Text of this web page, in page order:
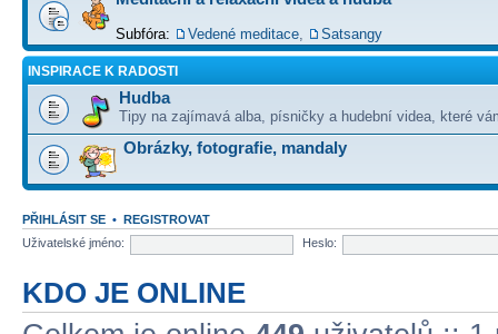
Subfóra: Vedené meditace Satsangy
INSPIRACE K RADOSTI
Hudba
Tipy na zajímavá alba, písničky a hudební videa, které
Obrázky, fotografie, mandaly
PŘIHLÁSIT SE • REGISTROVAT
Uživatelské jméno:
Heslo:
KDO JE ONLINE